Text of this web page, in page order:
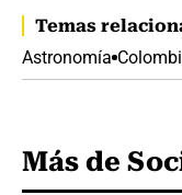
Temas
Astronomía
Más de